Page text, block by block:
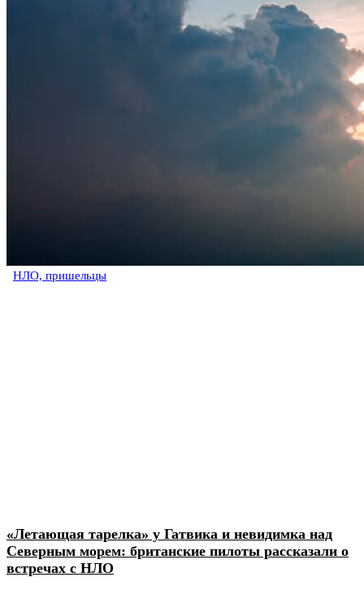
НЛО, пришельцы
«Летающая тарелка» у Гатвика и невидимка над
Северным морем: британские пилоты рассказали о
встречах с НЛО